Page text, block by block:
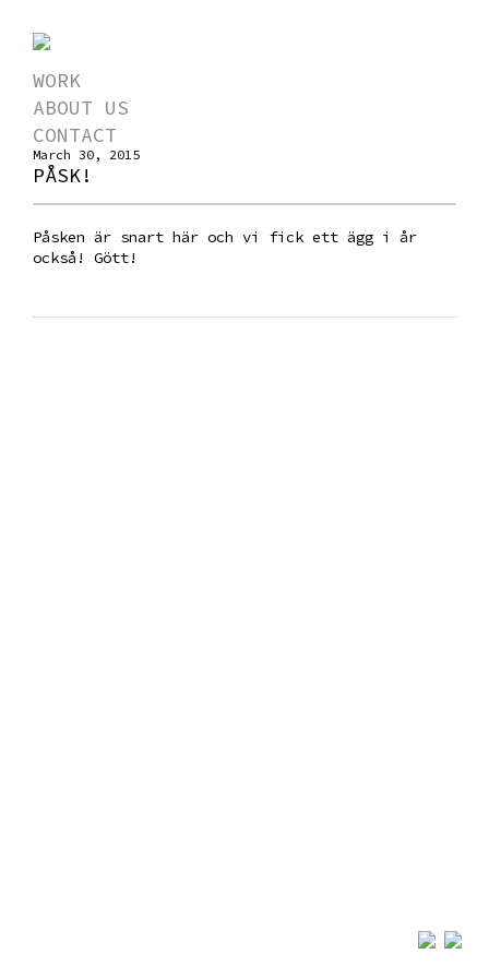
WORK
ABOUT US
CONTACT
March 30, 2015
PÅSK!
Påsken är snart här och vi fick ett ägg i år
också! Gött!